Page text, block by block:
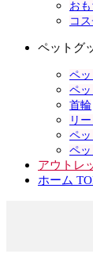
お
コ
ペットグ
ペ
ペ
首輪
リ
ペ
ペ
アウトレ
ホーム